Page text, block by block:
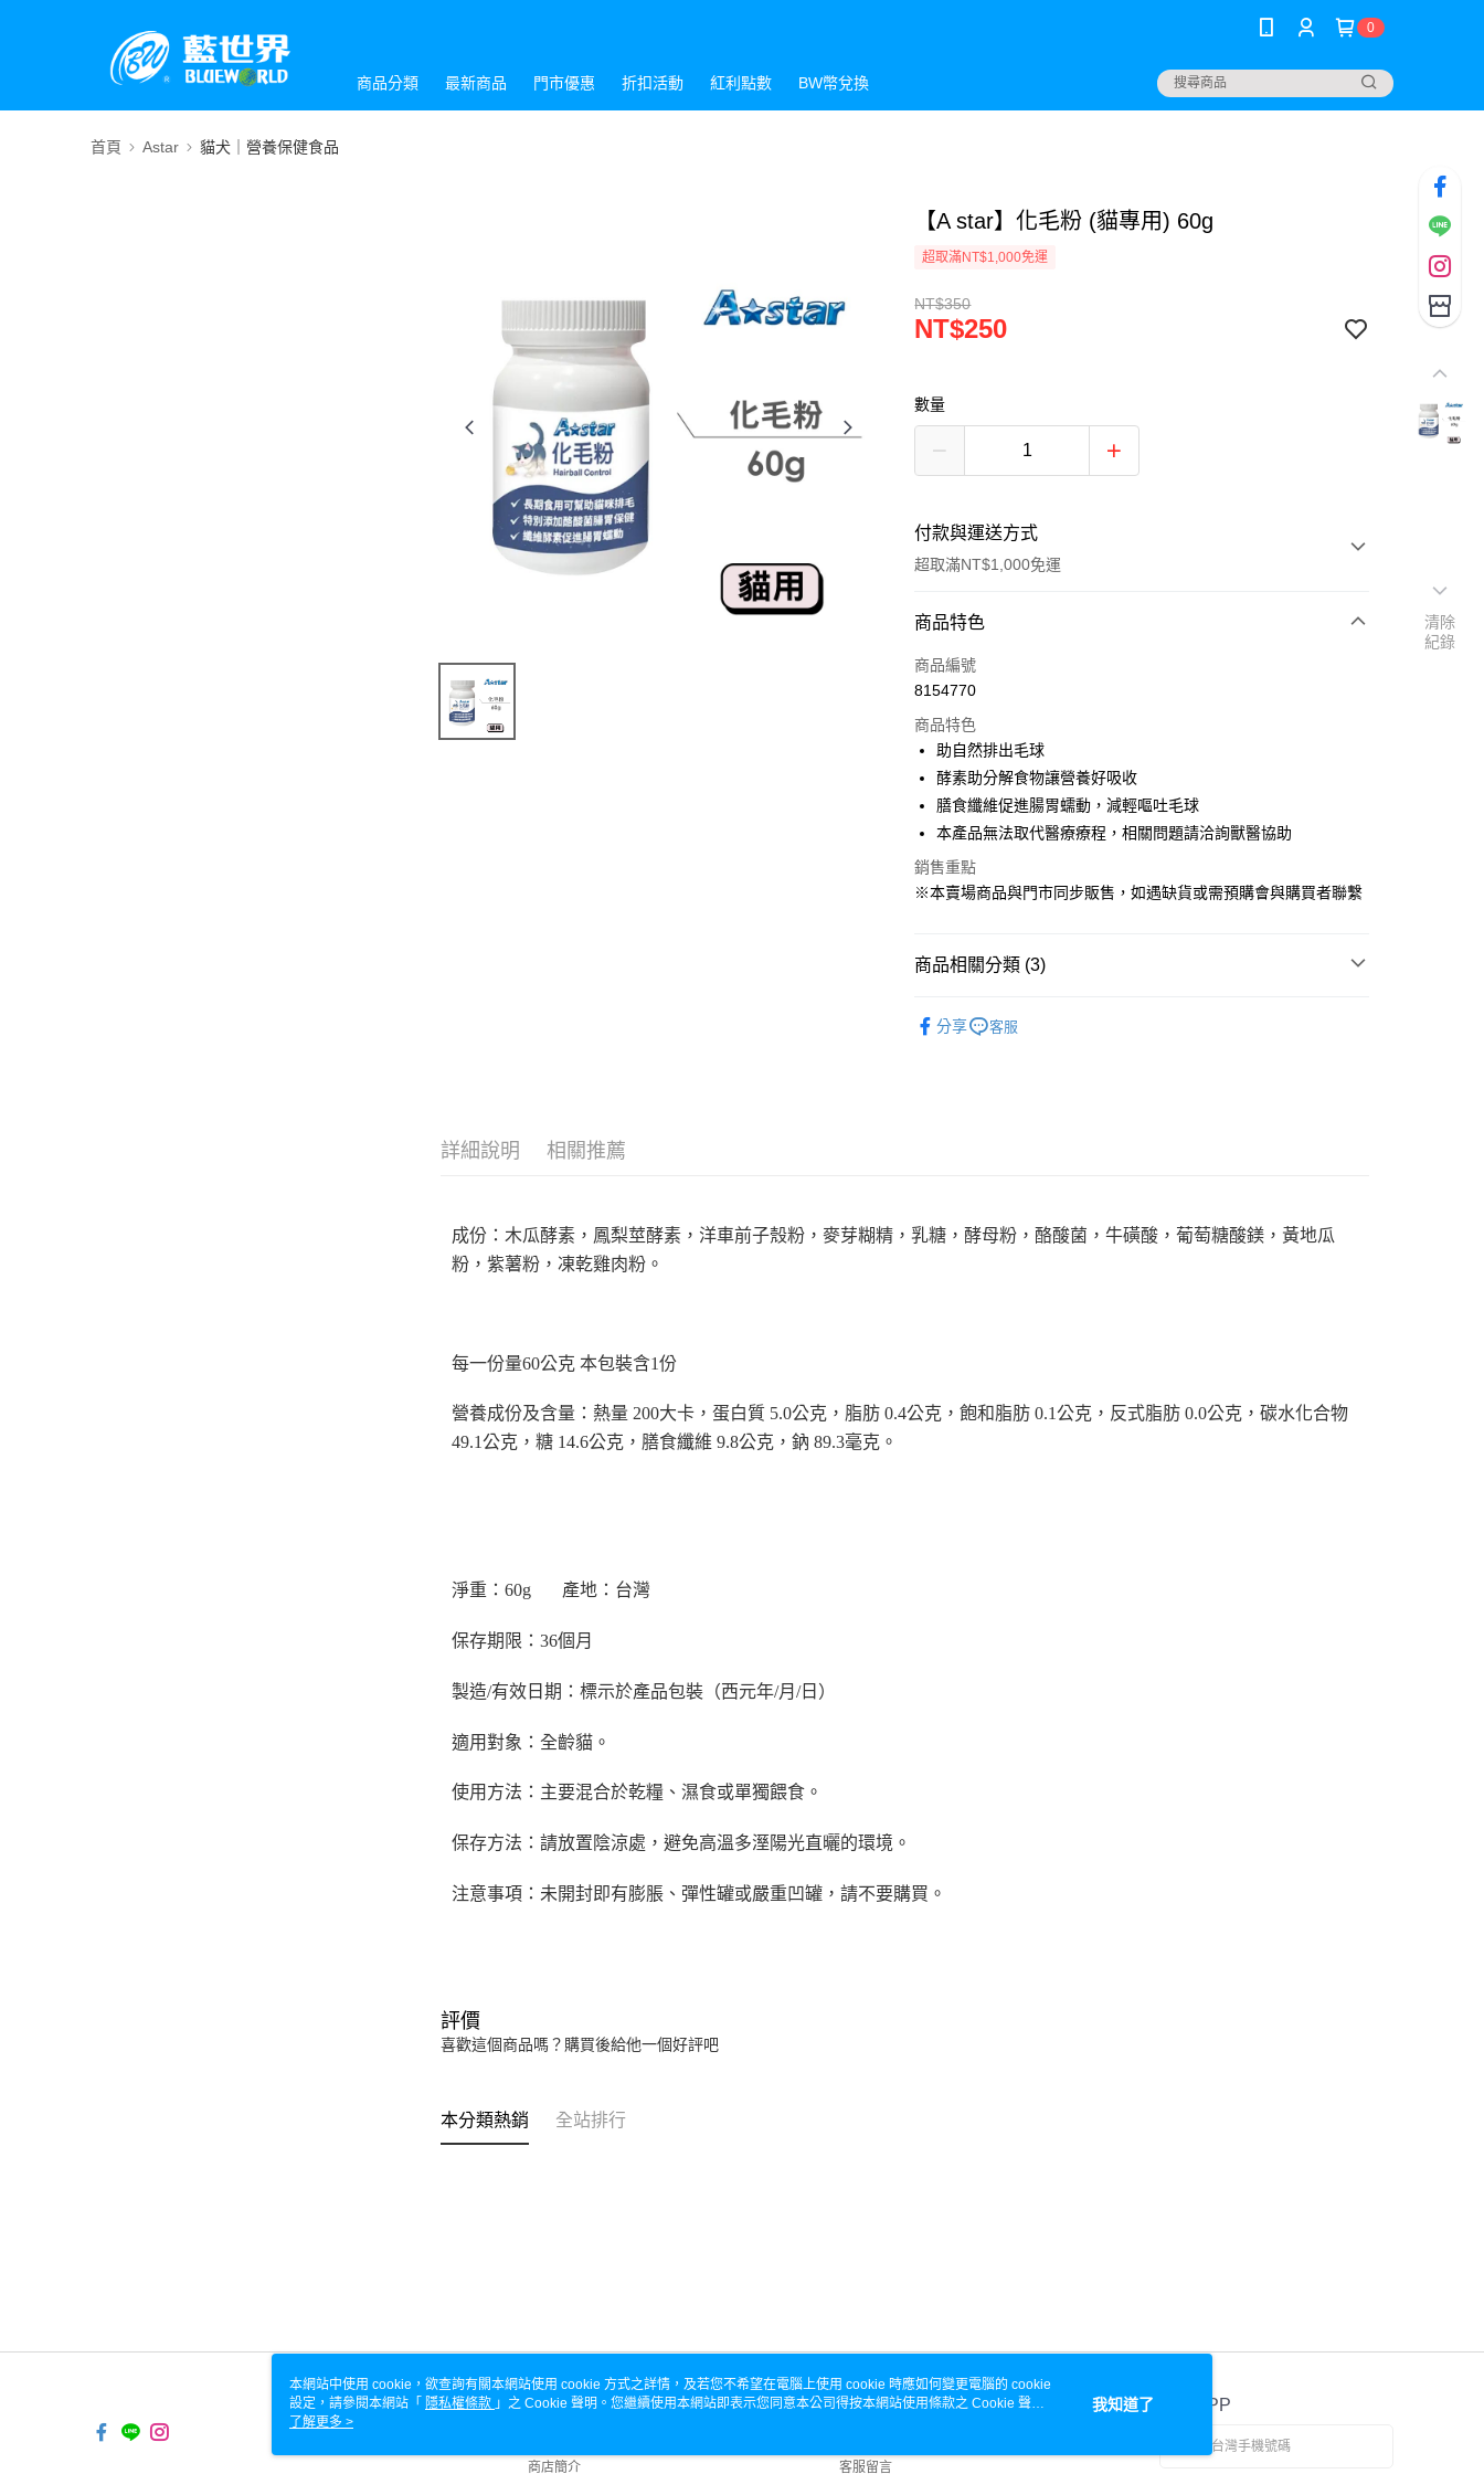
0
商品分類 最新商品 門市優惠 折扣活動 紅利點數 BW幣兌換
首頁 Astar 貓犬｜營養保健食品
【A star】化毛粉 (貓專用) 60g
超取滿NT$1,000免運
NT$350
NT$250
數量
付款與運送方式
超取滿NT$1,000免運
付款方式
信用卡一次付款
LINE Pay
Apple Pay
街口支付
Google Pay
全家取貨付款
商品特色
商品編號
8154770
商品特色
助自然排出毛球
酵素助分解食物讓營養好吸收
膳食纖維促進腸胃蠕動，減輕嘔吐毛球
本產品無法取代醫療療程，相關問題請洽詢獸醫協助
銷售重點
※本賣場商品與門市同步販售，如遇缺貨或需預購會與購買者聯繫
商品相關分類 (3)
分享 客服
詳細說明 相關推薦
成份：木瓜酵素，鳳梨莖酵素，洋車前子殼粉，麥芽糊精，乳糖，酵母粉，酪酸菌，牛磺酸，葡萄糖酸鎂，黃地瓜
粉，紫薯粉，凍乾雞肉粉。
每一份量60公克 本包裝含1份
營養成份及含量：熱量 200大卡，蛋白質 5.0公克，脂肪 0.4公克，飽和脂肪 0.1公克，反式脂肪 0.0公克，碳水化合物
49.1公克，糖 14.6公克，膳食纖維 9.8公克，鈉 89.3毫克。
淨重：60g       產地：台灣
保存期限：36個月
製造/有效日期：標示於產品包裝（西元年/月/日）
適用對象：全齡貓。
使用方法：主要混合於乾糧、濕食或單獨餵食。
保存方法：請放置陰涼處，避免高溫多溼陽光直曬的環境。
注意事項：未開封即有膨脹、彈性罐或嚴重凹罐，請不要購買。
評價
喜歡這個商品嗎？購買後給他一個好評吧
本分類熱銷 全站排行
關於我們
商店簡介
客服資訊
客服留言
官方APP
清除
紀錄
本網站中使用 cookie，欲查詢有關本網站使用 cookie 方式之詳情，及若您不希望在電腦上使用 cookie 時應如何變更電腦的 cookie
設定，請參閱本網站「 隱私權條款 」之 Cookie 聲明。您繼續使用本網站即表示您同意本公司得按本網站使用條款之 Cookie 聲明
使用 cookie。
了解更多 >
我知道了